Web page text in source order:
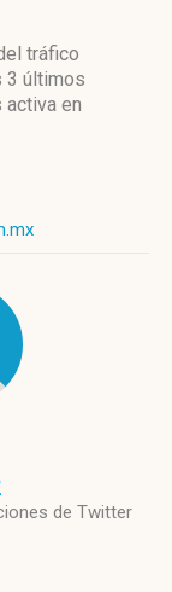
tráfico
3 últimos
activa en
de Twitter